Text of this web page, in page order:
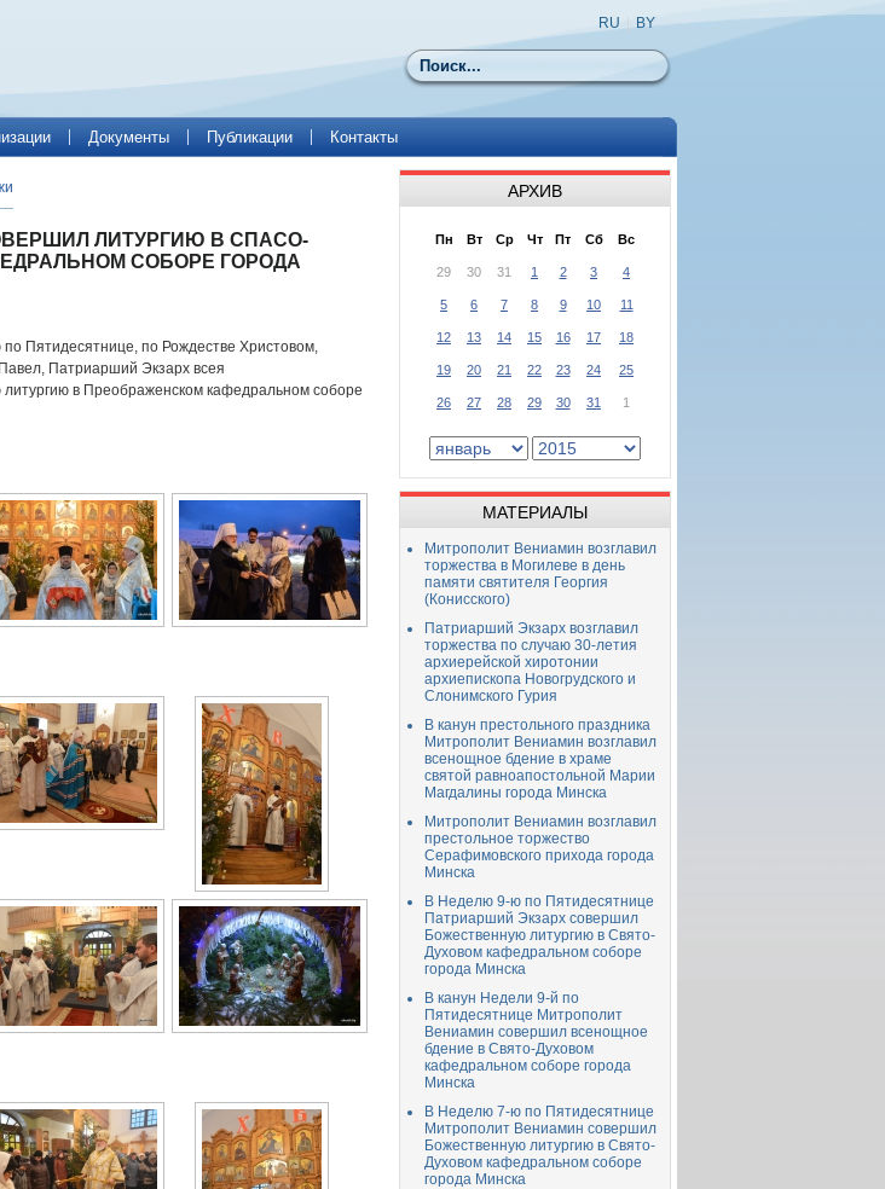
Поиск
RU BY
Документы Публикации Контакты
ЛИТУРГИЮ В СПАСО-
СОБОРЕ ГОРОДА
Пятидесятнице, по Рождестве Христовом,
Патриарший Экзарх всея
литургию в Преображенском кафедральном соборе
АРХИВ
Пн Вт Ср Чт Пт Сб Вс
29 30 31 1 2 3 4
5 6 7 8 9 10 11
12 13 14 15 16 17 18
19 20 21 22 23 24 25
26 27 28 29 30 31 1
МАТЕРИАЛЫ
Митрополит Вениамин возглавил
торжества в Могилеве в день
памяти святителя Георгия
(Конисского)
Патриарший Экзарх возглавил
торжества по случаю 30-летия
архиерейской хиротонии
архиепископа Новогрудского и
Слонимского Гурия
В канун престольного праздника
Митрополит Вениамин возглавил
всенощное бдение в храме
святой равноапостольной Марии
Магдалины города Минска
Митрополит Вениамин возглавил
престольное торжество
Серафимовского прихода города
Минска
В Неделю 9-ю по Пятидесятнице
Патриарший Экзарх совершил
Божественную литургию в Свято-
Духовом кафедральном соборе
города Минска
В канун Недели 9-й по
Пятидесятнице Митрополит
Вениамин совершил всенощное
бдение в Свято-Духовом
кафедральном соборе города
Минска
В Неделю 7-ю по Пятидесятнице
Митрополит Вениамин совершил
Божественную литургию в Свято-
Духовом кафедральном соборе
города Минска